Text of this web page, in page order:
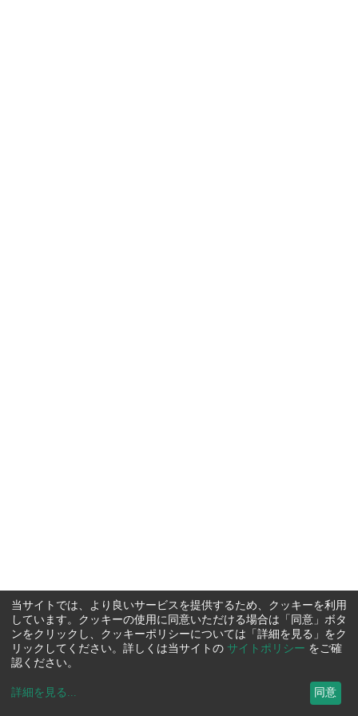
当サイトでは、より良いサービスを提供するため、クッキーを利用
しています。クッキーの使用に同意いただける場合は「同意」ボタ
ンをクリックし、クッキーポリシーについては「詳細を見る」をク
リックしてください。詳しくは当サイトの サイトポリシー をご確
認ください。
詳細を見る ... 同意